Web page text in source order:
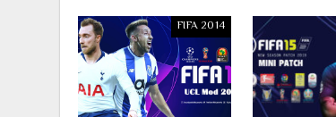
FIFA 2014